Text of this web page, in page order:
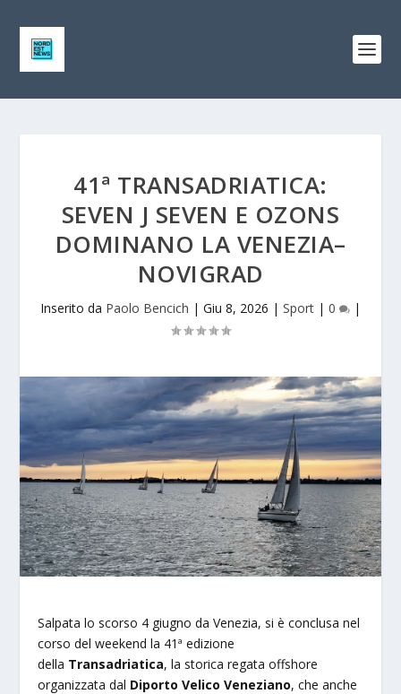
41ª TRANSADRIATICA:
SEVEN J SEVEN E OZONS
DOMINANO LA VENEZIA–
NOVIGRAD
Inserito da Paolo Bencich | Giu 8, 2026 | Sport | 0 |
Salpata lo scorso 4 giugno da Venezia, si è conclusa nel
corso del weekend la 41ª edizione
della Transadriatica, la storica regata offshore
organizzata dal Diporto Velico Veneziano, che anche